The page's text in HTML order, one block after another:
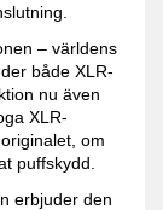
– världens
både XLR-
nu även
XLR-
om
puffskydd.
erbjuder den